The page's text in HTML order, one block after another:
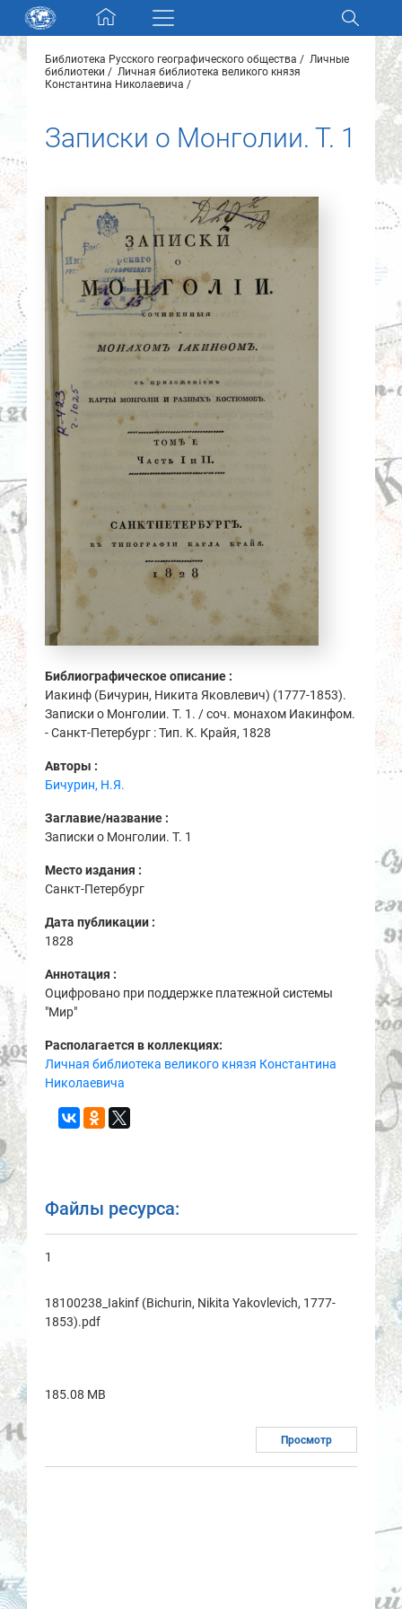
Skip navigation
Разделы и коллекции
Новости
О нас
Контакты
Партнеры
Найти
Библиотека Русского географического общества
Личные
библиотеки
Личная библиотека великого князя
Константина Николаевича
Записки о Монголии. Т. 1
Библиографическое описание :
Иакинф (Бичурин, Никита Яковлевич) (1777-1853).
Записки о Монголии. Т. 1. / соч. монахом Иакинфом.
- Санкт-Петербург : Тип. К. Крайя, 1828
Авторы :
Бичурин, Н.Я.
Заглавие/название :
Записки о Монголии. Т. 1
Место издания :
Санкт-Петербург
Дата публикации :
1828
Аннотация :
Оцифровано при поддержке платежной системы
"Мир"
Располагается в коллекциях:
Личная библиотека великого князя Константина
Николаевича
Файлы ресурса:
1
18100238_Iakinf (Bichurin, Nikita Yakovlevich, 1777-
1853).pdf
185.08 MB
Просмотр